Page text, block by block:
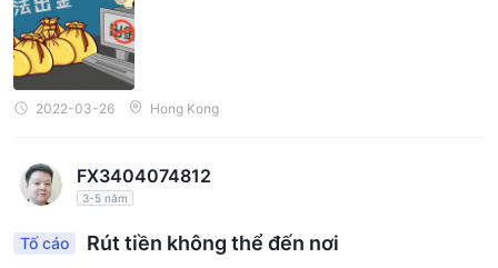
2022-03-26 Hong Kong
FX3404074812
3-5 năm
Tố cáo Rút tiền không thể đến nơi